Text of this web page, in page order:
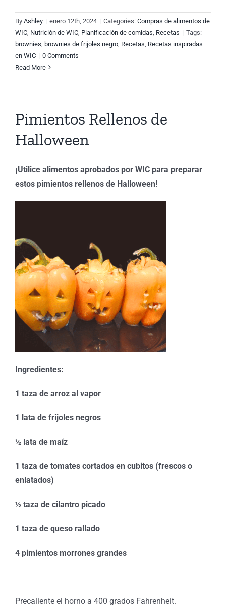
By Ashley | enero 12th, 2024 | Categories: Compras de alimentos de
WIC Nutrición de WIC Planificación de comidas Recetas | Tags:
brownies brownies de frijoles negro Recetas Recetas inspiradas
en WIC | 0 Comments
Read More
Pimientos Rellenos de
Halloween
¡Utilice alimentos aprobados por WIC para preparar
estos pimientos rellenos de Halloween!
Ingredientes:
1 taza de arroz al vapor
1 lata de frijoles negros
½ lata de maíz
1 taza de tomates cortados en cubitos (frescos o
enlatados)
½ taza de cilantro picado
1 taza de queso rallado
4 pimientos morrones grandes
Precaliente el horno a 400 grados Fahrenheit.